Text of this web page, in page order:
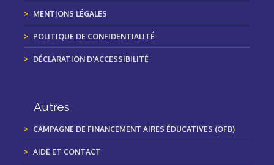
MENTIONS LÉGALES
POLITIQUE DE CONFIDENTIALITÉ
DÉCLARATION D'ACCESSIBILITÉ
Autres
CAMPAGNE DE FINANCEMENT AIRES ÉDUCATIVES (OFB)
AIDE ET CONTACT